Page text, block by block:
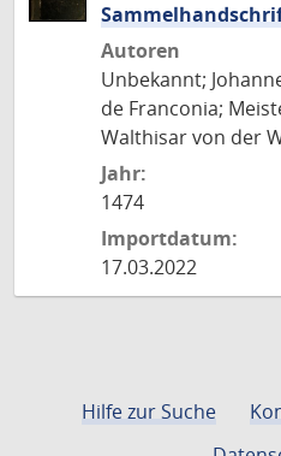
Autoren
Unbekannt;
de Franconia;
Walthisar von der
Jahr:
1474
Importdatum:
17.03.2022
Hilfe zur Suche